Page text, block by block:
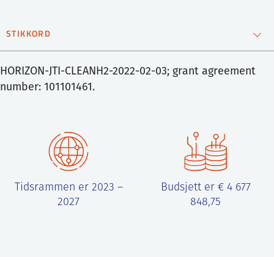
PRESSE ENGLISH
STIKKORD
HORIZON-JTI-CLEANH2-2022-02-03; grant agreement
number: 101101461.
Tidsrammen er 2023 –
2027
Budsjett er € 4 677
848,75